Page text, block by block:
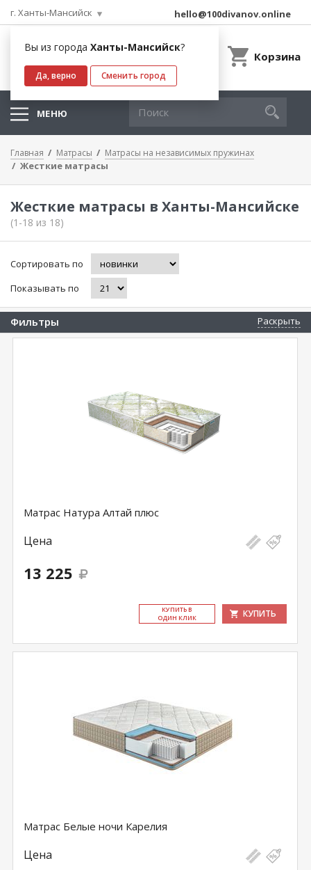
г. Ханты-Мансийск
Вы из города Ханты-Мансийск?
Да, верно Сменить город
hello@100divanov.online
Корзина
МЕНЮ
Главная Матрасы Матрасы на независимых пружинах
Жесткие матрасы
Жесткие матрасы в Ханты-Мансийске
(1-18 из 18)
Сортировать по
Показывать по
Фильтры Раскрыть
Матрас Натура Алтай плюс
Цена
13 225
КУ­ПИТЬ В
ОДИН КЛИК
КУПИТЬ
Матрас Белые ночи Карелия
Цена